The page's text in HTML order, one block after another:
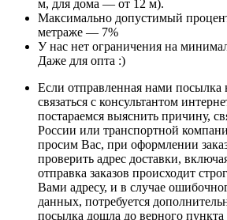
м, для дома — от 12 м).
Максимально допустимый
метраже — 7%
У нас нет ограничения на
Даже для опта :)
Если отправленная нами посылка
связаться с консультантом
постараемся выяснить причину,
России или транспортной
просим Вас, при оформлении
проверить адрес доставки,
отправка заказов происходит
Вами адресу, и в случае
данных, потребуется
посылка дошла до верного пункта